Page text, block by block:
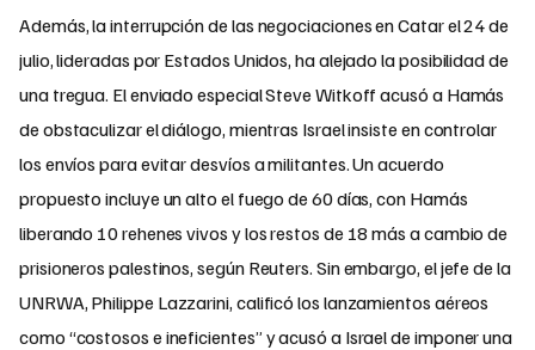
Además, la interrupción de las negociaciones en Catar el 24 de
julio, lideradas por Estados Unidos, ha alejado la posibilidad de
una tregua. El enviado especial Steve Witkoff acusó a Hamás
de obstaculizar el diálogo, mientras Israel insiste en controlar
los envíos para evitar desvíos a militantes. Un acuerdo
propuesto incluye un alto el fuego de 60 días, con Hamás
liberando 10 rehenes vivos y los restos de 18 más a cambio de
prisioneros palestinos, según Reuters. Sin embargo, el jefe de la
UNRWA, Philippe Lazzarini, calificó los lanzamientos aéreos
como “costosos e ineficientes” y acusó a Israel de imponer una